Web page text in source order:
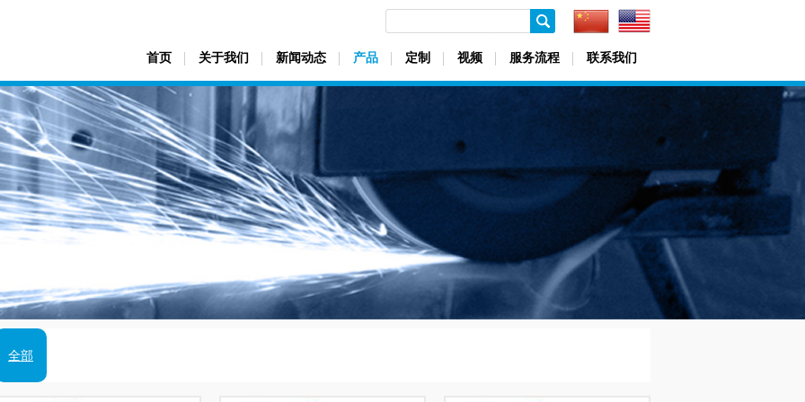
首页 关于我们 新闻动态 产品 定制 视频 服务流程 联系我们
全部